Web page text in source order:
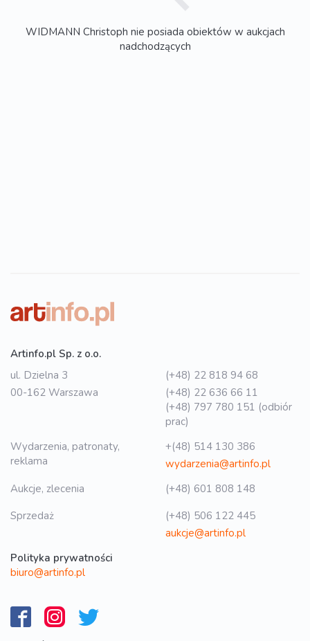
WIDMANN Christoph nie posiada obiektów w aukcjach
nadchodzących
Artinfo.pl Sp. z o.o.
ul. Dzielna 3
00-162 Warszawa
(+48) 22 818 94 68
(+48) 22 636 66 11
(+48) 797 780 151 (odbiór
prac)
Wydarzenia, patronaty,
reklama
+(48) 514 130 386
wydarzenia@artinfo.pl
Aukcje, zlecenia
(+48) 601 808 148
Sprzedaż
(+48) 506 122 445
aukcje@artinfo.pl
Polityka prywatności
biuro@artinfo.pl